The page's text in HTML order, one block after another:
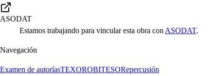
ASODAT
Estamos trabajando para vincular esta obra con ASODAT.
Navegación
Examen de autoríasTEXOROBITESORepercusión